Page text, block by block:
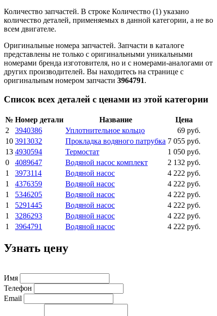
Количество запчастей. В строке Количество (1) указано
количество деталей, применяемых в данной категории, а не во
всем двигателе.
Оригинальные номера запчастей. Запчасти в каталоге
представлены не только с оригинальными уникальными
номерами бренда изготовителя, но и с номерами-аналогами от
других производителей. Вы находитесь на странице с
оригинальным номером запчасти 3964791.
Список всех деталей с ценами из этой категории
№ Номер детали Название
Цена
2
3940386 Уплотнительное кольцо
69 руб.
10 3913032 Прокладка водяного патрубка 7 055 руб.
13 4930594 Термостат
1 050 руб.
0
4089647 Водяной насос комплект
2 132 руб.
1
3973114 Водяной насос
4 222 руб.
1
4376359 Водяной насос
4 222 руб.
1
5346205 Водяной насос
4 222 руб.
1
5291445 Водяной насос
4 222 руб.
1
3286293 Водяной насос
4 222 руб.
1
3964791 Водяной насос 4 222 руб.
Узнать цену
Имя
Телефон
Email